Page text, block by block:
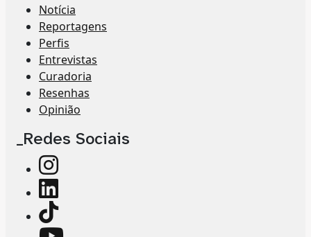
Notícia
Reportagens
Perfis
Entrevistas
Curadoria
Resenhas
Opinião
_Redes Sociais